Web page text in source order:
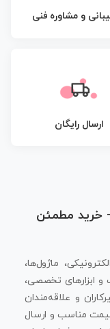
و مشاوره فنی
ارسال رایگان
- خرید مطمئن
ماژول‌ها،
و ابزارهای تخصصی،
و علاقه‌مندان
مناسب و ارسال